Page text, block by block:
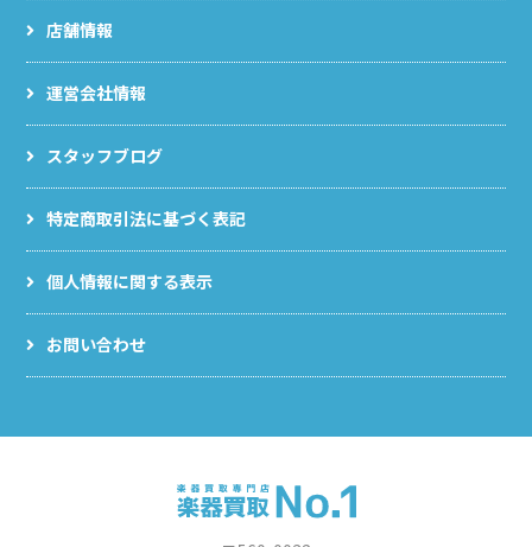
店舗情報
運営会社情報
スタッフブログ
特定商取引法に基づく表記
個人情報に関する表示
お問い合わせ